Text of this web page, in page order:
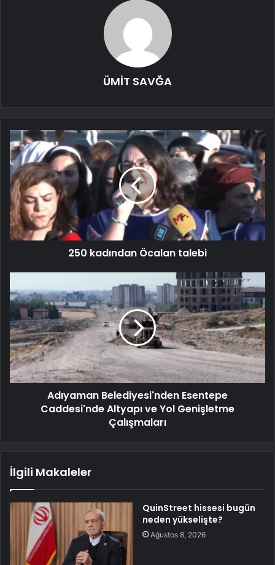
ÜMİT SAVĞA
250 kadından Öcalan talebi
Adıyaman Belediyesi'nden Esentepe
Caddesi'nde Altyapı ve Yol Genişletme
Çalışmaları
İlgili Makaleler
QuinStreet hissesi bugün
neden yükselişte?
Ağustos 8, 2026